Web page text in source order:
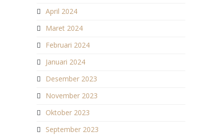
April 2024
Maret 2024
Februari 2024
Januari 2024
Desember 2023
November 2023
Oktober 2023
September 2023